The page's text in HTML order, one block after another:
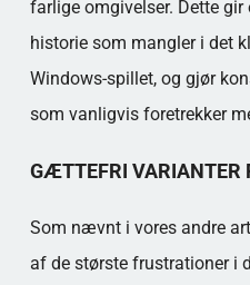
farlige omgivelser. Dette
historie som mangler i det
Windows-spillet, og gjør
som vanligvis foretrekker
GÆTTEFRI VARIANTER
Som nævnt i vores andre
af de største frustrationer i